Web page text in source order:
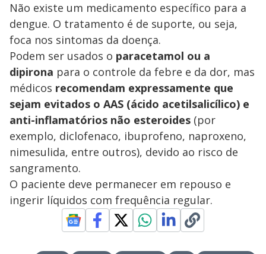
Não existe um medicamento específico para a
dengue. O tratamento é de suporte, ou seja,
foca nos sintomas da doença.
Podem ser usados o paracetamol ou a
dipirona para o controle da febre e da dor, mas
médicos recomendam expressamente que
sejam evitados o AAS (ácido acetilsalicílico) e
anti-inflamatórios não esteroides (por
exemplo, diclofenaco, ibuprofeno, naproxeno,
nimesulida, entre outros), devido ao risco de
sangramento.
O paciente deve permanecer em repouso e
ingerir líquidos com frequência regular.